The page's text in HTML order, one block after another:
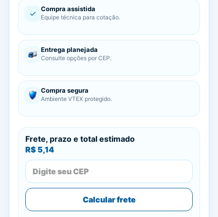
✓ Compra assistida
Equipe técnica para cotação.
Entrega planejada
Consulte opções por CEP.
Compra segura
Ambiente VTEX protegido.
Frete, prazo e total estimado
R$ 5,14
Calcular frete